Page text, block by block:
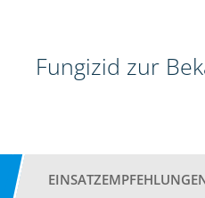
Fungizid zur